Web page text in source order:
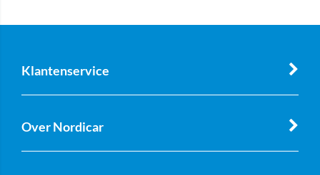
Klantenservice
Over Nordicar